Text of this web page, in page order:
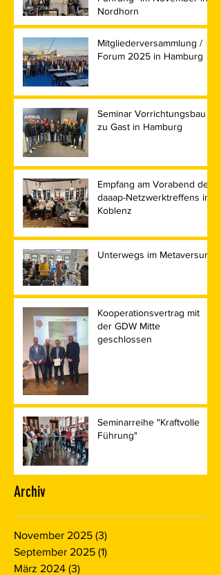
Nordhorn
Mitgliederversammlung /
Forum 2025 in Hamburg
Seminar Vorrichtungsbau
zu Gast in Hamburg
Empfang am Vorabend des
daaap-Netzwerktreffens in
Koblenz
Unterwegs im Metaversum
Kooperationsvertrag mit
der GDW Mitte
geschlossen
Seminarreihe "Kraftvolle
Führung"
Archiv
November 2025 (3)
September 2025 (1)
März 2024 (3)